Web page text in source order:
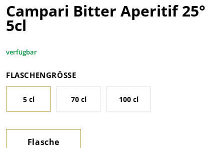
Campari Bitter Aperitif 25°
5cl
verfügbar
FLASCHENGRÖSSE
5 cl 70 cl 100 cl
Flasche